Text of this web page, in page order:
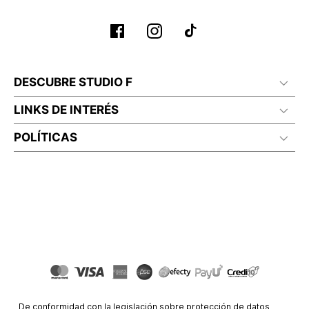
DESCUBRE STUDIO F
LINKS DE INTERÉS
POLÍTICAS
De conformidad con la legislación sobre protección de datos